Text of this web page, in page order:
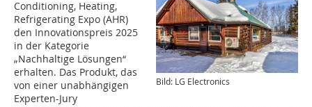
Bild: LG Electronics
Conditioning, Heating,
Refrigerating Expo (AHR)
den Innovationspreis 2025
in der Kategorie
„Nachhaltige Lösungen“
erhalten. Das Produkt, das
von einer unabhängigen
Experten-Jury